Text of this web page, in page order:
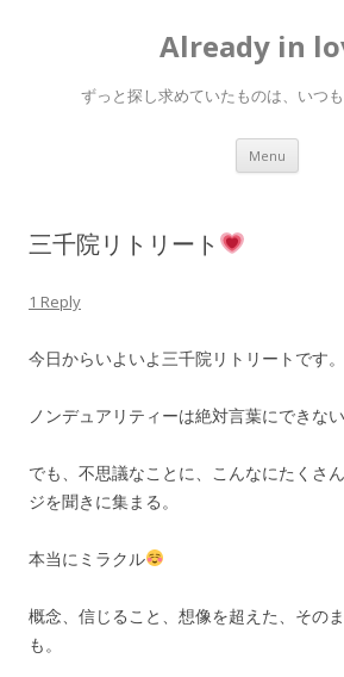
Already in
ずっと探し求めていたものは、いつも
Menu Skip
三千院リトリート
1 Reply
今日からいよいよ三千院リトリートです。
ノンデュアリティーは絶対言葉にできない
でも、不思議なことに、こんなにたくさ
ジを聞きに集まる。
本当にミラクル
概念、信じること、想像を超えた、その
も。